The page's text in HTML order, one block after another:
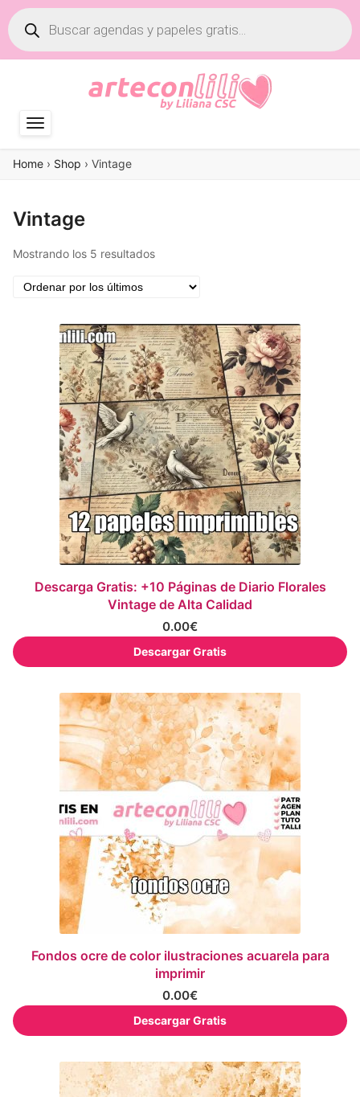
Búsqueda
de
productos
Home › Shop › Vintage
Vintage
Mostrando los 5 resultadosOrdenado
Descarga Gratis: +10 Páginas de Diario Florales
Vintage de Alta Calidad
0.00€
Descargar Gratis
Fondos ocre de color ilustraciones acuarela para
imprimir
0.00€
Descargar Gratis